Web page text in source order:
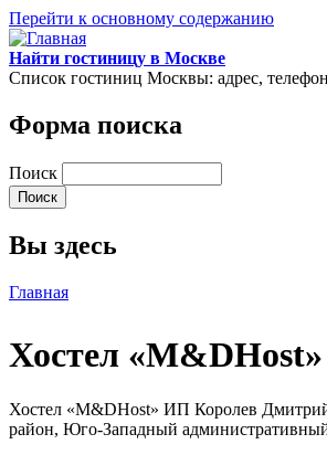
Перейти к основному содержанию
Найти гостиницу в Москве
Список гостиниц Москвы: адрес,
Форма поиска
Поиск
Вы здесь
Главная
Хостел
Хостел «M&DHost» ИП Королев
район, Юго-Западный